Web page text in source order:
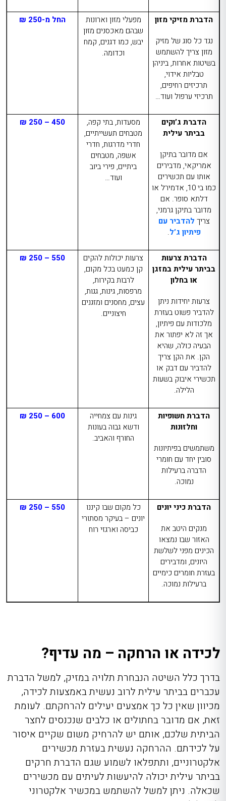
הדברת מזיקי מזון
נגד כל סוג של מזיק
מזון צריך להשתמש
בשיטות אחרות, ביניהן
טבליות אידוי,
תרכיזים רחיפים,
תרכיזי ערפול ועוד…
מפעלי מזון וארונות
שבהם מאכסנים מזון
יבש, כמו דגנים, קמח
וכדומה.
החל מ-250 ₪
הדברת ג’וקים
בביתר עילית
אם מדובר בתיקן
אמריקאי, מדבירים
אותו עם תכשירים
כמו בי 10, אדמירל או
דלתא סופר. אם
מדובר בתיקן גרמני,
צריך להדביר עם
פיתיון ג’ל.
מסעדות, בתי קפה,
מטבחים תעשייתיים,
חדרי מדרגות, חדרי
אשפה, מטבחים
ביתיים, פירי ביוב
ועוד…
450 – 250 ₪
הדברת צרעות
בביתר עילית במזגן
או בחלון
צרעות יחידות ניתן
להדביר פשוט בעזרת
מלכודות עם פיתיון,
אך זה לא יפתור את
הבעיה כולה, שהיא
הקן. את הקן צריך
להדביר עם דבק או
תכשירי איבוק בשעות
הלילה.
צרעות יכולות להקים
קן כמעט בכל מקום,
לרבות בקירות,
מרפסות, גינות, גגות,
עצים, מחסנים ומזגנים
חיצוניים.
550 – 250 ₪
הדברת חשופיות
וחלזונות
משתמשים בפיתיונות
סובין יחד עם חומרי
הדברה ברעילות
נמוכה.
גינות עם צמחייה
ודשא גבוה בעונות
החורף והאביב.
600 – 250 ₪
הדברת כיני יונים
מנקים היטב את
האזור שבו נמצאו
הכינים מפני לשלשת
היונים, ומדבירים
בעזרת חומרים כימיים
ברעילות נמוכה.
כל מקום שבו קיננו
יונים – בעיקר מסתורי
כביסה וארגזי רוח
550 – 250 ₪
לכידה או הרחקה – מה עדיף?
בדרך כלל השיטה הנבחרת תלויה במזיק, למשל הדברת
עכברים בביתר עיליתלרוב נעשית באמצעות לכידה,
מכיוון שאין כל כך אמצעים יעילים להרחקתם. לעומת
זאת, אם מדובר בחתולים או כלבים שנכנסים לחצר
הביתית שלכם, אותם יש להרחיק משום שקיים איסור
על לכידתם. ההרחקה נעשית בעזרת מכשירים
אלקטרוניים, ותתפלאו לשמוע שגם הדברת חרקים
בביתר עילית יכולה להיעשות לעיתים עם מכשירים
שכאלה. ניתן למשל להשתמש במכשיר אלקטרוני